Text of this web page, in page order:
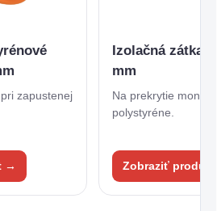
zapustenej
→
Izolačná zátka
mm
Na prekrytie
polystyréne.
Zobraziť